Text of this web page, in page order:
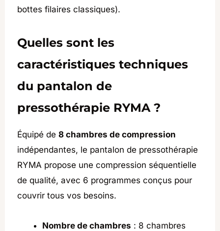
bottes filaires classiques).
Quelles sont les
caractéristiques techniques
du pantalon de
pressothérapie RYMA ?
Équipé de 8 chambres de compression
indépendantes, le pantalon de pressothérapie
RYMA propose une compression séquentielle
de qualité, avec 6 programmes conçus pour
couvrir tous vos besoins.
Nombre de chambres : 8 chambres